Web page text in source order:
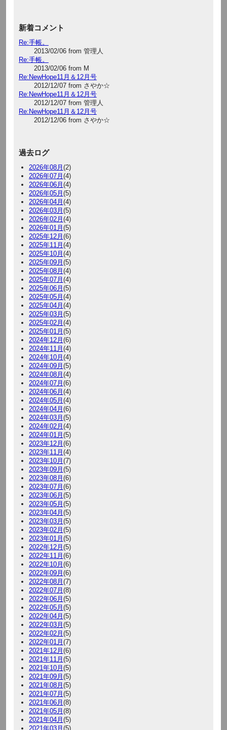
新着コメント
Re:手帳。
2013/02/06 from 管理人
Re:手帳。
2013/02/06 from M
Re:NewHope11月＆12月号
2012/12/07 from さやか☆
Re:NewHope11月＆12月号
2012/12/07 from 管理人
Re:NewHope11月＆12月号
2012/12/06 from さやか☆
過去ログ
2026年08月 (2)
2026年07月 (4)
2026年06月 (4)
2026年05月 (5)
2026年04月 (4)
2026年03月 (5)
2026年02月 (4)
2026年01月 (5)
2025年12月 (6)
2025年11月 (4)
2025年10月 (4)
2025年09月 (5)
2025年08月 (4)
2025年07月 (4)
2025年06月 (5)
2025年05月 (4)
2025年04月 (4)
2025年03月 (5)
2025年02月 (4)
2025年01月 (5)
2024年12月 (6)
2024年11月 (4)
2024年10月 (4)
2024年09月 (5)
2024年08月 (4)
2024年07月 (6)
2024年06月 (4)
2024年05月 (4)
2024年04月 (6)
2024年03月 (5)
2024年02月 (4)
2024年01月 (5)
2023年12月 (6)
2023年11月 (4)
2023年10月 (7)
2023年09月 (5)
2023年08月 (6)
2023年07月 (6)
2023年06月 (5)
2023年05月 (5)
2023年04月 (5)
2023年03月 (5)
2023年02月 (5)
2023年01月 (5)
2022年12月 (5)
2022年11月 (6)
2022年10月 (6)
2022年09月 (6)
2022年08月 (7)
2022年07月 (8)
2022年06月 (5)
2022年05月 (5)
2022年04月 (5)
2022年03月 (5)
2022年02月 (5)
2022年01月 (7)
2021年12月 (6)
2021年11月 (5)
2021年10月 (5)
2021年09月 (5)
2021年08月 (5)
2021年07月 (5)
2021年06月 (8)
2021年05月 (8)
2021年04月 (5)
2021年03月 (5)